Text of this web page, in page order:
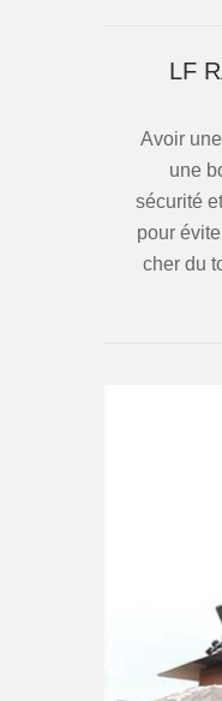
LF
Avoir
une
sécurité
pour
cher du